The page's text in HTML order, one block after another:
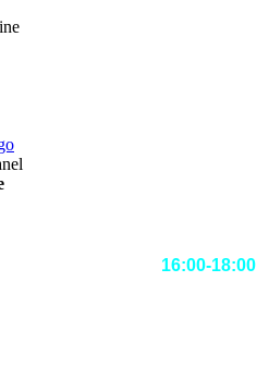
16:00-18:00